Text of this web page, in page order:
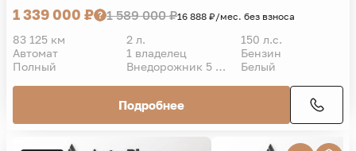
1 339 000 ₽ 1 589 000 ₽16 888 ₽/мес. без взноса
83 125 км 2 л.
150 л.с.
Автомат
1 владелец
Бензин
Полный
Внедорожник 5 дв. Белый
Подробнее